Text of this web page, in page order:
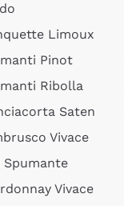
Limoux
Pinot
Ribolla
Saten
Vivace
Spumante
Vivace